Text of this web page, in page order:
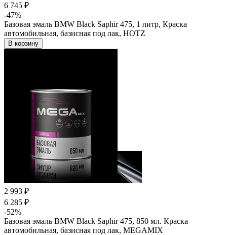
6 745 ₽
-47%
Базовая эмаль BMW Black Saphir 475, 1 литр, Краска
автомобильная, базисная под лак, HOTZ
В корзину
2 993 ₽
6 285 ₽
-52%
Базовая эмаль BMW Black Saphir 475, 850 мл. Краска
автомобильная, базисная под лак, MEGAMIX